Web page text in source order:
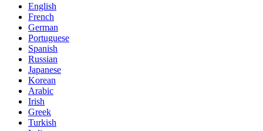
English
French
German
Portuguese
Spanish
Russian
Japanese
Korean
Arabic
Irish
Greek
Turkish